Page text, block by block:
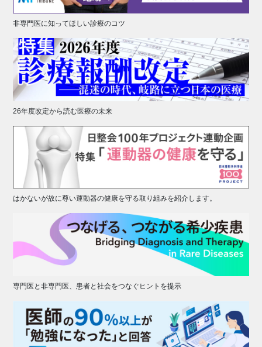
非専門医に知ってほしい診療のコツ
26年度改定から読む医療の未来
はかないが故に尊い運動器の健康を守る取り組みを紹介します。
専門医と非専門医、患者と社会をつなぐヒントを提示